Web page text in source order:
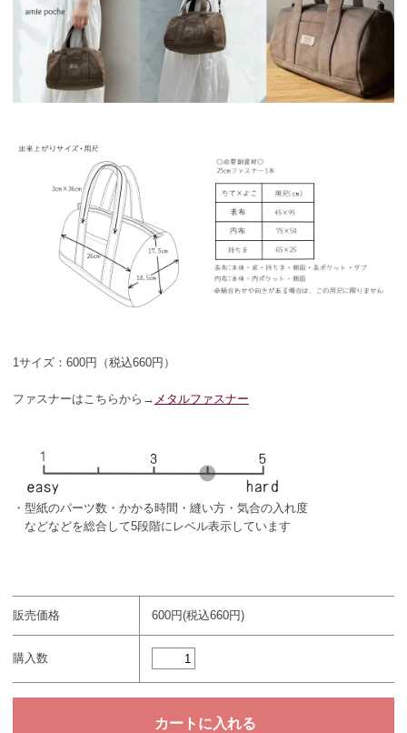
1サイズ：600円（税込660円）
ファスナーはこちらから→ メタルファスナー
・型紙のパーツ数・かかる時間・縫い方・気合の入れ度
などなどを総合して5段階にレベル表示しています
販売価格 600円(税込660円)
購入数